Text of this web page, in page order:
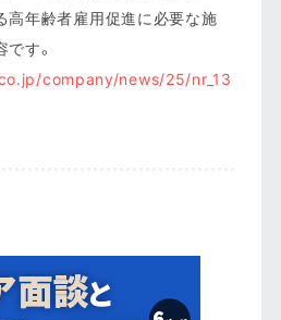
高年齢者雇用促進に必要な施
す。
company/news/25/nr_13